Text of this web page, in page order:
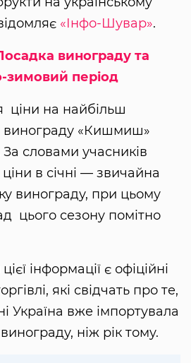
«Інфо-Шувар».
винограду та
зимовий період
ціни на найбільш
винограду «Кишмиш»
словами учасників
в січні — звичайна
винограду, при цьому
цього сезону помітно
інформації є офіційні
які свідчать про те,
Україна вже імпортувала
ніж рік тому.